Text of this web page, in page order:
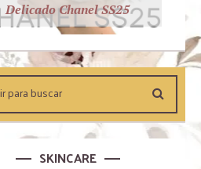
Delicado Chanel SS25
SKINCARE